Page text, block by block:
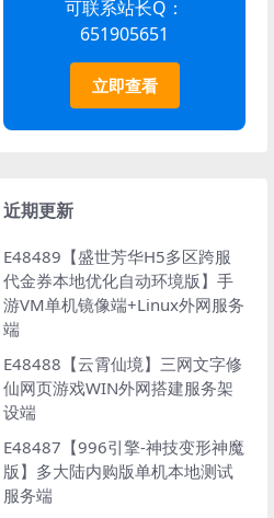
可联系站长Q：
651905651
立即查看
近期更新
E48489【盛世芳华H5多区跨服
代金券本地优化自动环境版】手
游VM单机镜像端+Linux外网服务
端
E48488【云霄仙境】三网文字修
仙网页游戏WIN外网搭建服务架
设端
E48487【996引擎-神技变形神魔
版】多大陆内购版单机本地测试
服务端